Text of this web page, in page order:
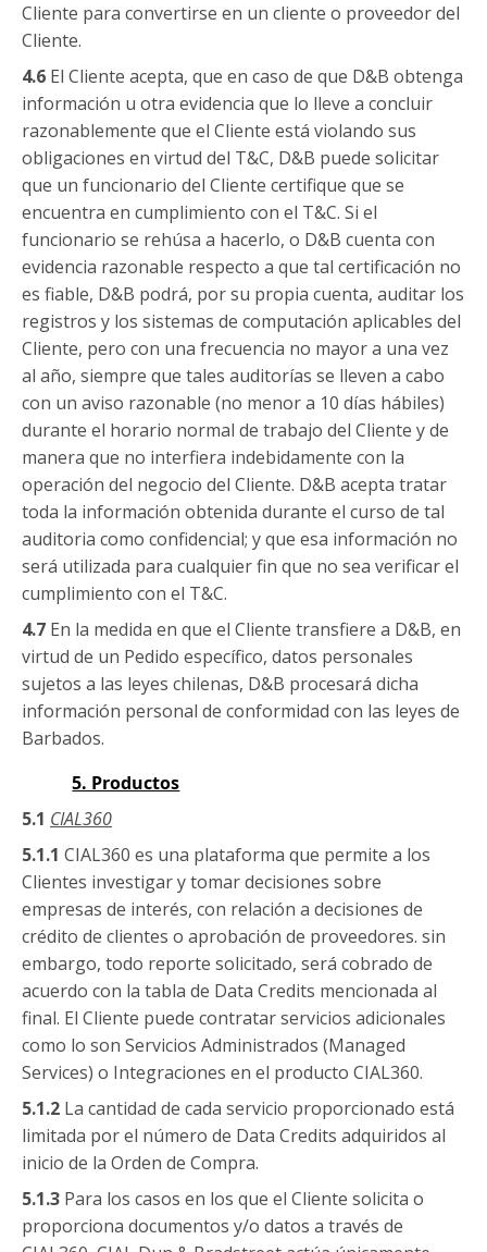
Cliente para convertirse en un cliente o proveedor del
Cliente.
4.6 El Cliente acepta, que en caso de que D&B obtenga
información u otra evidencia que lo lleve a concluir
razonablemente que el Cliente está violando sus
obligaciones en virtud del T&C, D&B puede solicitar
que un funcionario del Cliente certifique que se
encuentra en cumplimiento con el T&C. Si el
funcionario se rehúsa a hacerlo, o D&B cuenta con
evidencia razonable respecto a que tal certificación no
es fiable, D&B podrá, por su propia cuenta, auditar los
registros y los sistemas de computación aplicables del
Cliente, pero con una frecuencia no mayor a una vez
al año, siempre que tales auditorías se lleven a cabo
con un aviso razonable (no menor a 10 días hábiles)
durante el horario normal de trabajo del Cliente y de
manera que no interfiera indebidamente con la
operación del negocio del Cliente. D&B acepta tratar
toda la información obtenida durante el curso de tal
auditoria como confidencial; y que esa información no
será utilizada para cualquier fin que no sea verificar el
cumplimiento con el T&C.
4.7 En la medida en que el Cliente transfiere a D&B, en
virtud de un Pedido específico, datos personales
sujetos a las leyes chilenas, D&B procesará dicha
información personal de conformidad con las leyes de
Barbados.
5. Productos
5.1 CIAL360
5.1.1 CIAL360 es una plataforma que permite a los
Clientes investigar y tomar decisiones sobre
empresas de interés, con relación a decisiones de
crédito de clientes o aprobación de proveedores. sin
embargo, todo reporte solicitado, será cobrado de
acuerdo con la tabla de Data Credits mencionada al
final. El Cliente puede contratar servicios adicionales
como lo son Servicios Administrados (Managed
Services) o Integraciones en el producto CIAL360.
5.1.2 La cantidad de cada servicio proporcionado está
limitada por el número de Data Credits adquiridos al
inicio de la Orden de Compra.
5.1.3 Para los casos en los que el Cliente solicita o
proporciona documentos y/o datos a través de